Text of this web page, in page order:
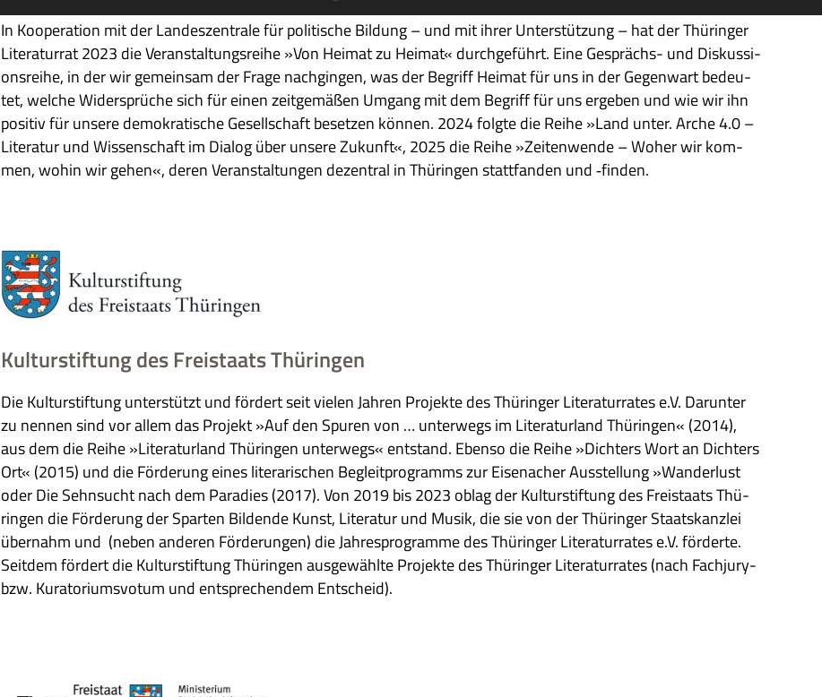
In Koope­ra­tion mit der Lan­des­zen­trale für poli­ti­sche Bil­dung – und mit ihrer Unter­stüt­zung – hat der Thü­rin­ger
Lite­ra­tur­rat 2023 die Ver­an­stal­tungs­reihe »Von Hei­mat zu Hei­mat« durch­ge­führt. Eine Gesprächs- und Dis­kus­si­
ons­reihe, in der wir gemein­sam der Frage nach­gin­gen, was der Begriff Hei­mat für uns in der Gegen­wart bedeu­
tet, wel­che Wider­sprü­che sich für einen zeit­ge­mä­ßen Umgang mit dem Begriff für uns erge­ben und wie wir ihn
posi­tiv für unsere demo­kra­ti­sche Gesell­schaft beset­zen kön­nen. 2024 folgte die Reihe »Land unter. Arche 4.0 –
Lite­ra­tur und Wis­sen­schaft im Dia­log über unsere Zukunft«, 2025 die Reihe »Zei­ten­wende – Woher wir kom­
men, wohin wir gehen«, deren Ver­an­stal­tun­gen dezen­tral in Thü­rin­gen statt­fan­den und ‑fin­den.
Kulturstiftung des Freistaats Thüringen
Die Kul­tur­stif­tung unter­stützt und för­dert seit vie­len Jah­ren Pro­jekte des Thü­rin­ger Lite­ra­tur­ra­tes e.V. Dar­un­ter
zu nen­nen sind vor allem das Pro­jekt »Auf den Spu­ren von … unter­wegs im Lite­ra­tur­land Thü­rin­gen« (2014),
aus dem die Reihe »Lite­ra­tur­land Thü­rin­gen unter­wegs« ent­stand. Ebenso die Reihe »Dich­ters Wort an Dich­ters
Ort« (2015) und die För­de­rung eines lite­ra­ri­schen Begleit­pro­gramms zur Eisen­acher Aus­stel­lung »Wan­der­lust
oder Die Sehn­sucht nach dem Para­dies (2017). Von 2019 bis 2023 oblag der Kul­tur­stif­tung des Frei­staats Thü­
rin­gen die För­de­rung der Spar­ten Bil­dende Kunst, Lite­ra­tur und Musik, die sie von der Thü­rin­ger Staats­kanz­lei
über­nahm und (neben ande­ren För­de­run­gen) die Jah­res­pro­gramme des Thü­rin­ger Lite­ra­tur­ra­tes e.V. för­derte.
Seit­dem för­dert die Kul­tur­stif­tung Thü­rin­gen aus­ge­wählte Pro­jekte des Thü­rin­ger Lite­ra­tur­ra­tes (nach Fach­jury-
bzw. Kura­to­ri­ums­vo­tum und ent­spre­chen­dem Entscheid).